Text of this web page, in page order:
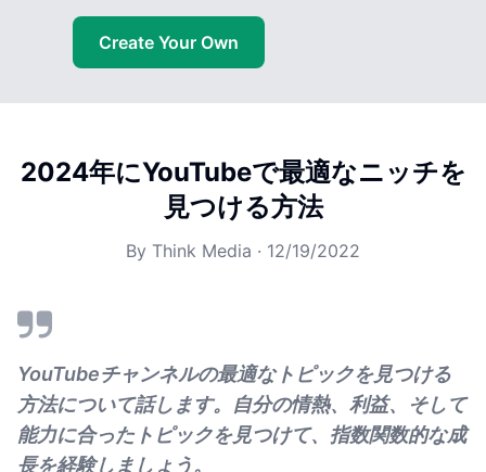
Create Your Own
2024年にYouTubeで最適なニッチを
見つける方法
By Think Media · 12/19/2022
YouTubeチャンネルの最適なトピックを見つける
方法について話します。自分の情熱、利益、そして
能力に合ったトピックを見つけて、指数関数的な成
長を経験しましょう。